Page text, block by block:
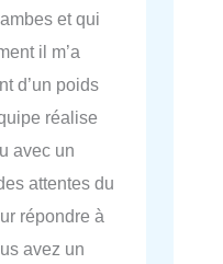
et qui
il m’a
d’un poids
réalise
avec un
attentes du
répondre à
avez un